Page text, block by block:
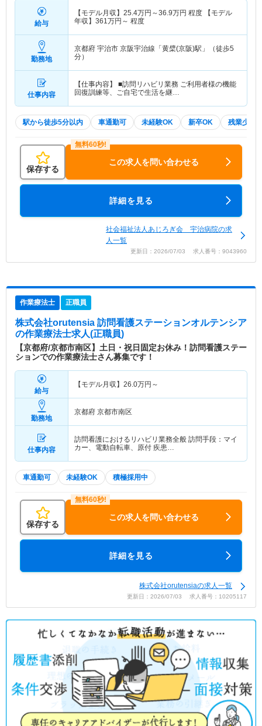
給与
【モデル月収】 25.4万円～36.9万円 程度 【モデル
年収】 361万円～ 程度
勤務地
京都府 宇治市 京阪宇治線「黄檗(京阪)駅」（徒歩5
分）
仕事内容
【仕事内容】 ■訪問リハビリ業務 ご利用者様の機能
回復訓練等、ご自宅で生活を継…
駅から徒歩5分以内 車通勤可 未経験OK 新卒OK 残業少な
保存する
この求人を問い合わせる
詳細を見る
社会福祉法人あじろぎ会 宇治病院の求
人一覧
更新日：2026/07/03 求人番号：9043960
作業療法士 正職員
株式会社orutensia 訪問看護ステーションオルテンシア
の作業療法士求人(正職員)
【京都府/京都市南区】土日・祝日固定お休み！訪問看護ステー
ションでの作業療法士さん募集です！
給与
【モデル月収】 26.0万円～
勤務地
京都府 京都市南区
仕事内容
訪問看護におけるリハビリ業務全般 訪問手段：マイ
カー、電動自転車、原付 疾患…
車通勤可 未経験OK 積極採用中
保存する
この求人を問い合わせる
詳細を見る
株式会社orutensiaの求人一覧
更新日：2026/07/03 求人番号：10205117